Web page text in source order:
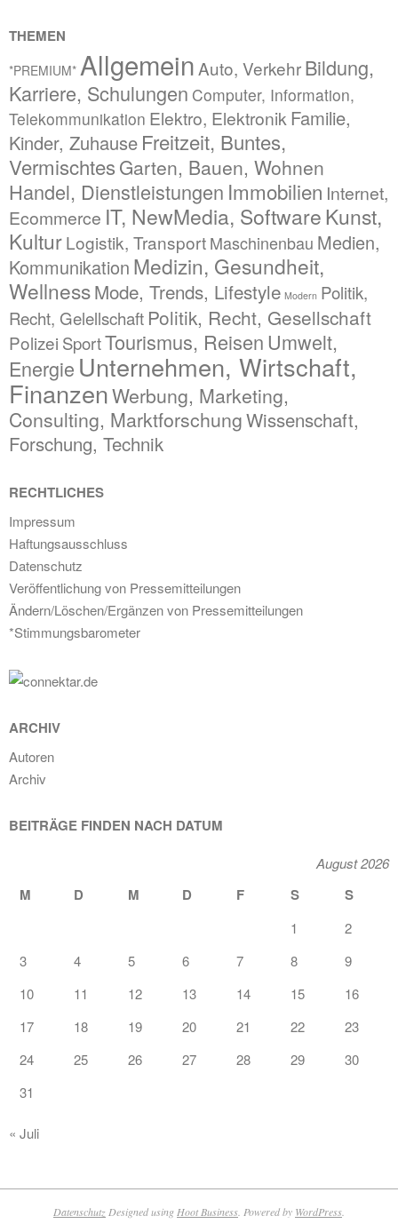
THEMEN
*PREMIUM* Allgemein Auto, VerkehrBildung,
Karriere, Schulungen Computer, Information,
Telekommunikation Elektro, Elektronik Familie,
Kinder, Zuhause Freitzeit, Buntes,
Vermischtes Garten, Bauen, Wohnen
Handel, Dienstleistungen Immobilien Internet,
Ecommerce IT, NewMedia, SoftwareKunst,
KulturLogistik, TransportMaschinenbau Medien,
Kommunikation Medizin, Gesundheit,
WellnessMode, Trends, Lifestyle Modern Politik,
Recht, Gelellschaft Politik, Recht, Gesellschaft
Polizei SportTourismus, Reisen Umwelt,
Energie Unternehmen, Wirtschaft,
FinanzenWerbung, Marketing,
Consulting, MarktforschungWissenschaft,
Forschung, Technik
RECHTLICHES
Impressum
Haftungsausschluss
Datenschutz
Veröffentlichung von Pressemitteilungen
Ändern/Löschen/Ergänzen von Pressemitteilungen
*Stimmungsbarometer
ARCHIV
Autoren
Archiv
BEITRÄGE FINDEN NACH DATUM
August 2026
M D M D F S S
1
2
3
4 5 6 7 8
9
10
11 12 13 14 15
16
17
18 19 20 21 22
23
24
25 26 27 28 29
30
31
« Juli
Datenschutz Designed using Hoot Business . Powered by WordPress